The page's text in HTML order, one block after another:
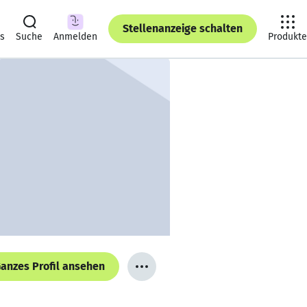
Suche Anmelden
Stellenanzeige schalten
Produkte
Profil ansehen